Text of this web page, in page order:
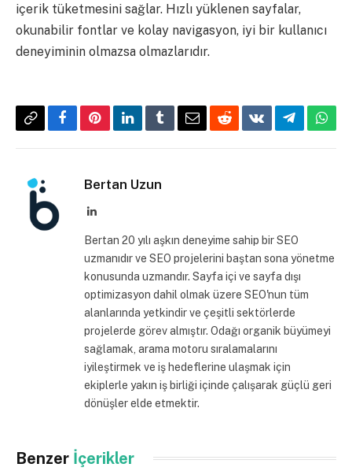
içerik tüketmesini sağlar. Hızlı yüklenen sayfalar,
okunabilir fontlar ve kolay navigasyon, iyi bir kullanıcı
deneyiminin olmazsa olmazlarıdır.
CopyFacebookPinterestLinkedInTumblrEmailRedditVKontakte
Telegram
Bertan Uzun
LinkedIn
Bertan 20 yılı aşkın deneyime sahip bir SEO
uzmanıdır ve SEO projelerini baştan sona yönetme
konusunda uzmandır. Sayfa içi ve sayfa dışı
optimizasyon dahil olmak üzere SEO'nun tüm
alanlarında yetkindir ve çeşitli sektörlerde
projelerde görev almıştır. Odağı organik büyümeyi
sağlamak, arama motoru sıralamalarını
iyileştirmek ve iş hedeflerine ulaşmak için
ekiplerle yakın iş birliği içinde çalışarak güçlü geri
dönüşler elde etmektir.
Benzer İçerikler